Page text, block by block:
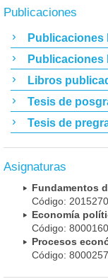
Publicaciones
Publicaciones
Publicaciones
Libros
Tesis de
Tesis de
Asignaturas
Fundamentos
Código:
Economía
Código:
Procesos
Código: